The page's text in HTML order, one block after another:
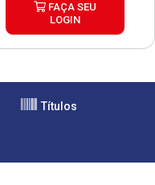
FAÇA SEU
LOGIN
Títulos